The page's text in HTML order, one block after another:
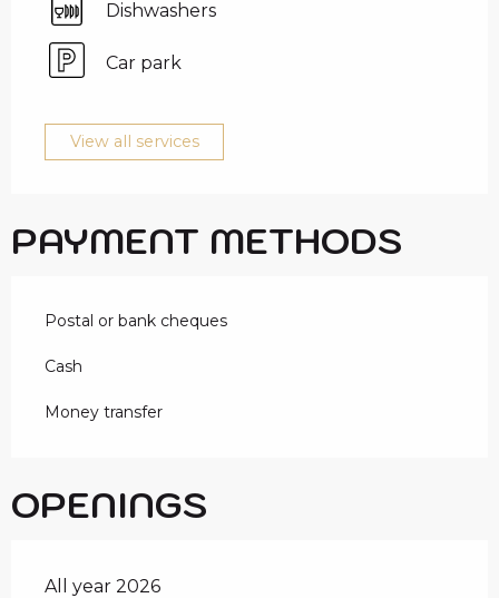
Dishwashers
Car park
View all services
PAYMENT METHODS
Postal or bank cheques
Cash
Money transfer
OPENINGS
All year 2026